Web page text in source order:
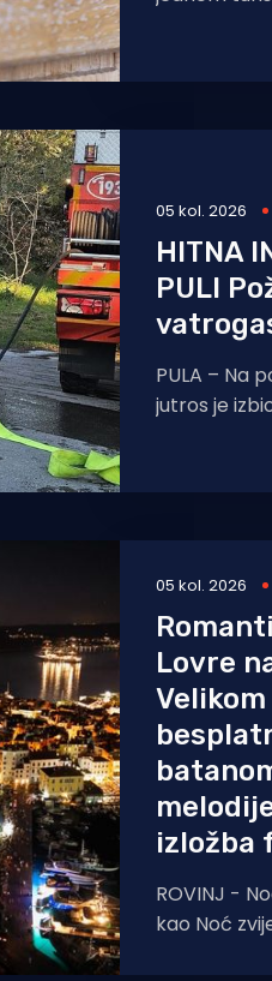
05 kol. 2026
HITNA
PULI
PULA – Na
jutros je
05 kol. 2026
Lovre
izložba
ROVINJ -
kao Noć